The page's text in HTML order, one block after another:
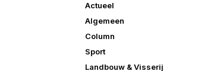
Actueel
Algemeen
Column
Sport
Landbouw & Visserij